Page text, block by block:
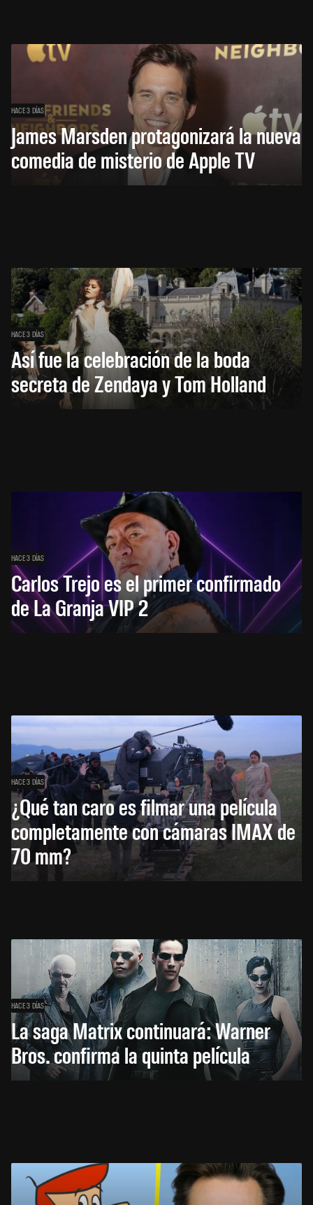
HACE 3 DÍAS
James Marsden protagonizará la nueva
comedia de misterio de Apple TV
HACE 3 DÍAS
Así fue la celebración de la boda
secreta de Zendaya y Tom Holland
HACE 3 DÍAS
Carlos Trejo es el primer confirmado
de La Granja VIP 2
HACE 3 DÍAS
¿Qué tan caro es filmar una película
completamente con cámaras IMAX de
70 mm?
HACE 3 DÍAS
La saga Matrix continuará: Warner
Bros. confirma la quinta película